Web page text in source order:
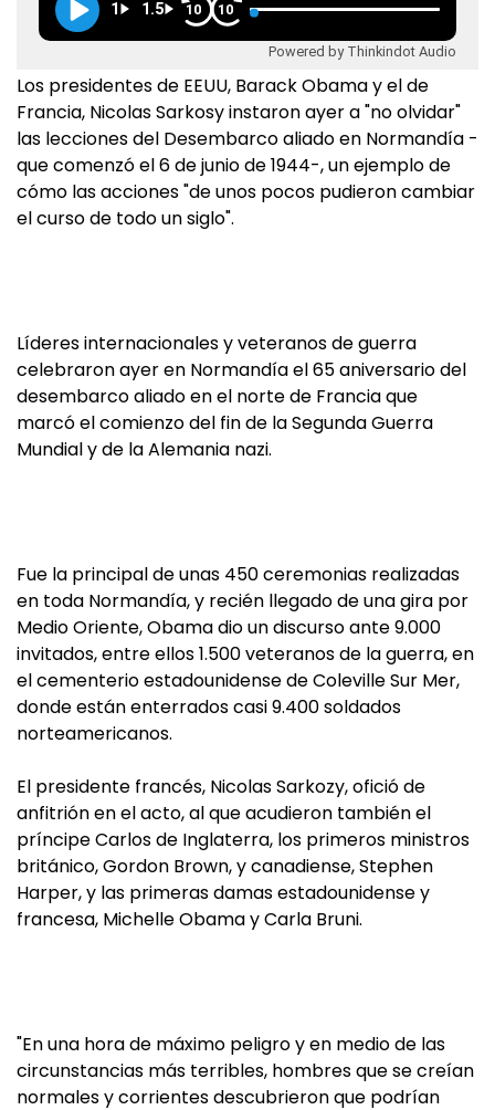
1 1.5 10 10
Powered by Thinkindot Audio
Los presidentes de EEUU, Barack Obama y el de
Francia, Nicolas Sarkosy instaron ayer a "no olvidar"
las lecciones del Desembarco aliado en Normandía -
que comenzó el 6 de junio de 1944-, un ejemplo de
cómo las acciones "de unos pocos pudieron cambiar
el curso de todo un siglo".
Líderes internacionales y veteranos de guerra
celebraron ayer en Normandía el 65 aniversario del
desembarco aliado en el norte de Francia que
marcó el comienzo del fin de la Segunda Guerra
Mundial y de la Alemania nazi.
Fue la principal de unas 450 ceremonias realizadas
en toda Normandía, y recién llegado de una gira por
Medio Oriente, Obama dio un discurso ante 9.000
invitados, entre ellos 1.500 veteranos de la guerra, en
el cementerio estadounidense de Coleville Sur Mer,
donde están enterrados casi 9.400 soldados
norteamericanos.
El presidente francés, Nicolas Sarkozy, ofició de
anfitrión en el acto, al que acudieron también el
príncipe Carlos de Inglaterra, los primeros ministros
británico, Gordon Brown, y canadiense, Stephen
Harper, y las primeras damas estadounidense y
francesa, Michelle Obama y Carla Bruni.
"En una hora de máximo peligro y en medio de las
circunstancias más terribles, hombres que se creían
normales y corrientes descubrieron que podrían